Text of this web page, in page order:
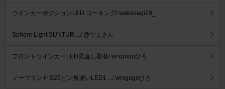
ウインカーポジションLED コーキング/ wakasagi29_
Sphere Light SUNTUR .../ @でぇさん
フロントウインカーLED見直し取替/ wrxgogoひろ
ノーブランド S25ピン角違いLED1 .../ wrxgogoひろ